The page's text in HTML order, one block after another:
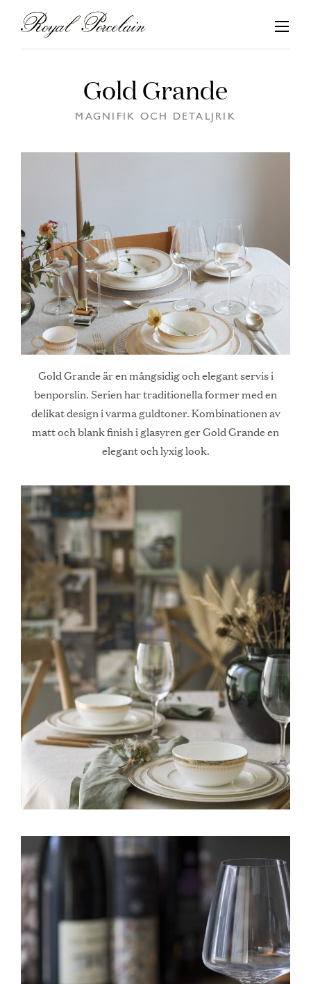
Hoppa
innehåll
Gold Grande
MAGNIFIK OCH DETALJRIK
Gold Grande är en mångsidig och elegant servis i
benporslin. Serien har traditionella former med en
delikat design i varma guldtoner. Kombinationen av
matt och blank finish i glasyren ger Gold Grande en
elegant och lyxig look.